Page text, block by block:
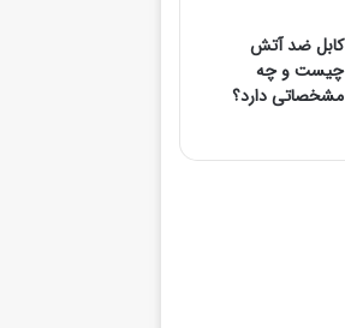
کابل ضد آتش
چیست و چه
مشخصاتی دارد؟